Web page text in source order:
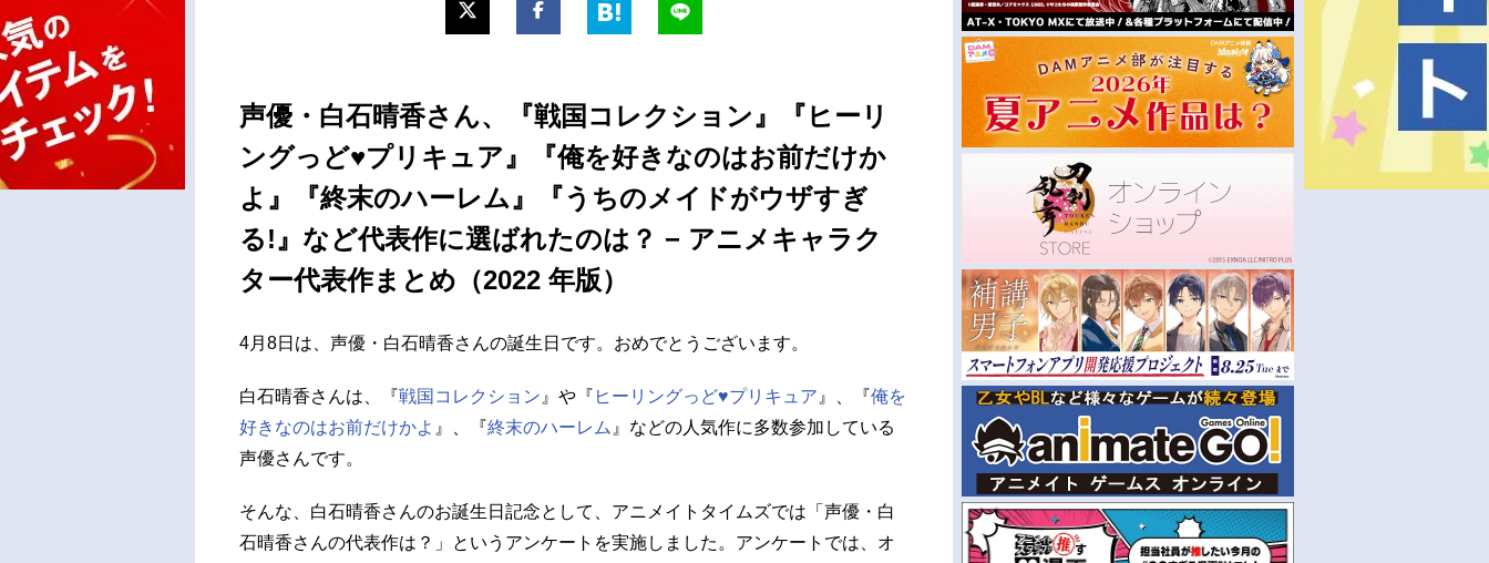
声優・白石晴香さん、『戦国コレクション』『ヒーリ
ングっど♥プリキュア』『俺を好きなのはお前だけか
よ』『終末のハーレム』『うちのメイドがウザすぎ
る!』など代表作に選ばれたのは？ − アニメキャラク
ター代表作まとめ（2022 年版）
4月8日は、声優・白石晴香さんの誕生日です。おめでとうございます。
白石晴香さんは、『戦国コレクション 』や『 ヒーリングっど♥プリキュア 』、『俺を
好きなのはお前だけかよ 』、『終末のハーレム 』などの人気作に多数参加している
声優さんです。
そんな、白石晴香さんのお誕生日記念として、アニメイトタイムズでは「声優・白
石晴香さんの代表作は？」というアンケートを実施しました。アンケートでは、オ